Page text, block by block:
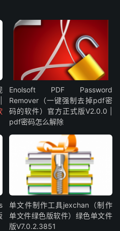
Enolsoft PDF Password
Remover（一键强制去掉pdf密
码的软件）官方正式版V2.0.0 |
pdf密码怎么解除
单文件制作工具jexchan（制作
单文件绿色版软件）绿色单文件
版V7.0.2.3851